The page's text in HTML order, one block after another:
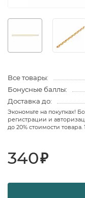
Все товары:
Бонусные баллы:
Доставка до:
Экономьте на покупках!
регистрации и
до 20% стоимости товара.
340₽